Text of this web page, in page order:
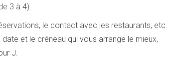
3 à 4).
le contact avec les restaurants, etc.
et le créneau qui vous arrange le mieux,
J.